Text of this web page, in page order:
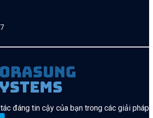
đáng tin cậy của bạn trong các giải pháp